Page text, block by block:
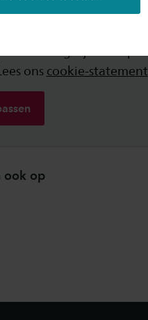
nodig zijn.
ons cookie-statement
ook op